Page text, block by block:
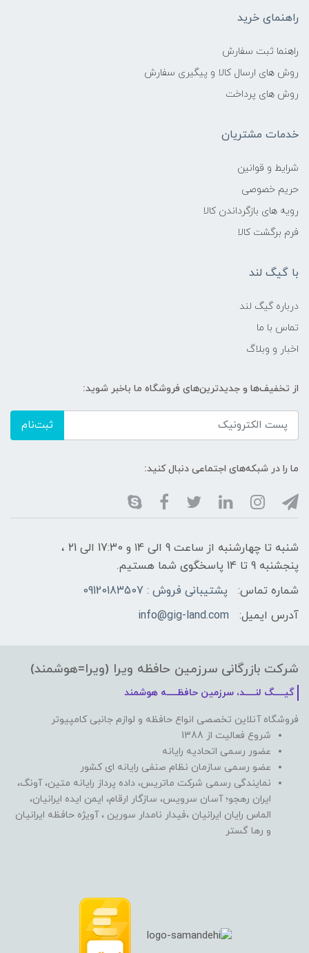
راهنمای خرید
راهنما ثبت سفارش
روش های ارسال کالا و پیگیری سفارش
روش های پرداخت
خدمات مشتریان
شرایط و قوانین
حریم خصوصی
رویه های بازگرداندن کالا
فرم برگشت کالا
با گیگ لند
درباره گیگ لند
تماس با ما
اخبار و وبلاگ
از تخفیف‌ها و جدیدترین‌های فروشگاه ما باخبر شوید:
ثبت‌نام
ما را در شبکه‌های اجتماعی دنبال کنید:
شنبه تا چهارشنبه از ساعت 9 الی ۱4 و 17:30 الی ۲1 ،
پنجشنبه 9 تا 14 پاسخگوی شما هستیم.
شماره تماس:
پشتیبانی فروش : 09120183507
آدرس ایمیل:
info@gig-land.com
شرکت بازرگانی سرزمین حافظه ویرا (ویرا=هوشمند)
گیـــــگ لنـــــد، سرزمین حافظـــــه هوشمند
فروشگاه آنلاین تخصصی انواع حافظه و لوازم جانبی کامپیوتر
شروع فعالیت از 1388
عضور رسمی اتحادیه رایانه
عضو رسمی سازمان نظام صنفی رایانه ای کشور
نمایندگی رسمی شرکت ماتریس، داده پرداز رایانه متین، آونگ،
ایران رهجو؛ آسان سرویس، سازگار ارقام، ایمن ایده ایرانیان،
الماس رایان ایرانیان ،فیدار نامدار سورین ، آویژه حافظه ایرانیان
و رها گستر